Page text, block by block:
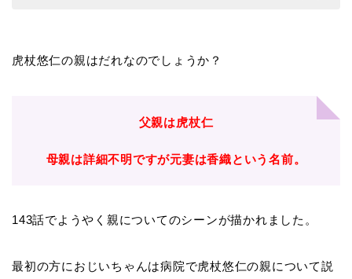
虎杖悠仁の親はだれなのでしょうか？
父親は虎杖仁
母親は詳細不明ですが元妻は香織という名前。
143話でようやく親についてのシーンが描かれました。
最初の方におじいちゃんは病院で虎杖悠仁の親について説